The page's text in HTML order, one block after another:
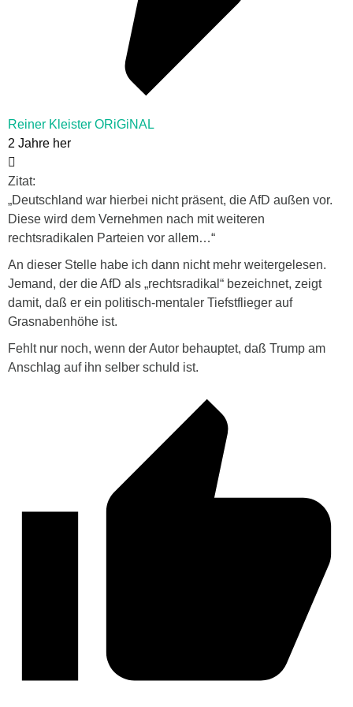
Reiner Kleister ORiGiNAL
2 Jahre her
Zitat:
„Deutschland war hierbei nicht präsent, die AfD außen vor.
Diese wird dem Vernehmen nach mit weiteren
rechtsradikalen Parteien vor allem…“
An dieser Stelle habe ich dann nicht mehr weitergelesen.
Jemand, der die AfD als „rechtsradikal “ bezeichnet, zeigt
damit, daß er ein politisch-mentaler Tiefstflieger auf
Grasnabenhöhe ist.
Fehlt nur noch, wenn der Autor behauptet, daß Trump am
Anschlag auf ihn selber schuld ist.